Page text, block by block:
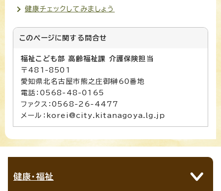
健康チェックしてみましょう
このページに関する 問合せ
福祉こども部 高齢福祉課 介護保険担当
〒481-8501
愛知県北名古屋市熊之庄御榊60番地
電話：0568-48-0165
ファクス：0568-26-4477
メール：korei@city.kitanagoya.lg.jp
健康・福祉